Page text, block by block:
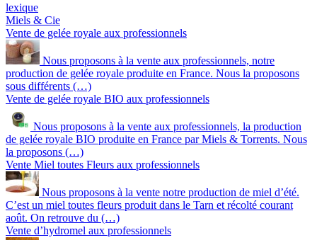
lexique
Miels & Cie
Vente de gelée royale aux professionnels
Nous proposons à la vente aux professionnels, notre
production de gelée royale produite en France. Nous la proposons
sous différents (…)
Vente de gelée royale BIO aux professionnels
Nous proposons à la vente aux professionnels, la production
de gelée royale BIO produite en France par Miels & Torrents. Nous
la proposons (…)
Vente Miel toutes Fleurs aux professionnels
Nous proposons à la vente notre production de miel d’été.
C’est un miel toutes fleurs produit dans le Tarn et récolté courant
août. On retrouve du (…)
Vente d’hydromel aux professionnels